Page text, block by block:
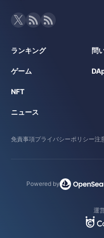
ランキング
ゲーム
NFT
ニュース
問
免責事項プライバシーポリシー注
Powered by
運